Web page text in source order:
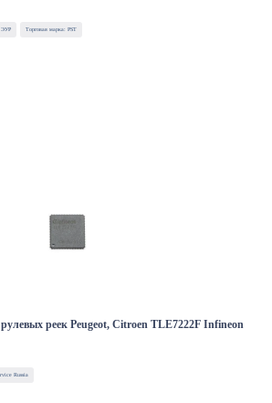
ЭУР Торговая марка: PST
реек Peugeot, Citroen TLE7222F Infineon
Russia